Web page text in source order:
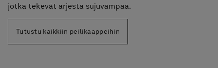
jotka tekevät arjesta sujuvampaa.
Tutustu kaikkiin peilikaappeihin